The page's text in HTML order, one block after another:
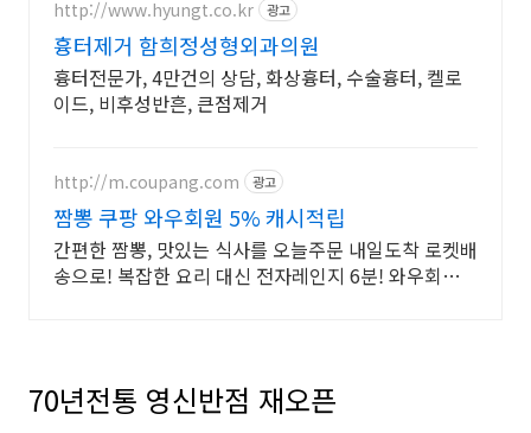
http://www.hyungt.co.kr 광고
흉터제거 함희정성형외과의원
흉터전문가, 4만건의 상담, 화상흉터, 수술흉터, 켈로
이드, 비후성반흔, 큰점제거
http://m.coupang.com 광고
짬뽕 쿠팡 와우회원 5% 캐시적립
간편한 짬뽕, 맛있는 식사를 오늘주문 내일도착 로켓배
송으로! 복잡한 요리 대신 전자레인지 6분! 와우회원
70년전통 영신반점 재오픈